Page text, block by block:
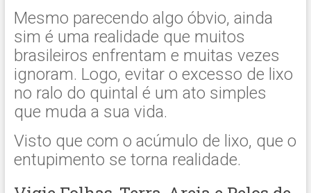
Mesmo parecendo algo óbvio, ainda
sim é uma realidade que muitos
brasileiros enfrentam e muitas vezes
ignoram. Logo, evitar o excesso de lixo
no ralo do quintal é um ato simples
que muda a sua vida.
Visto que com o acúmulo de lixo, que o
entupimento se torna realidade.